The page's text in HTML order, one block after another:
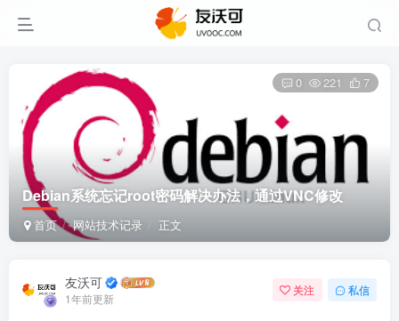
Debian系统忘记root密码解决办法，通过VNC修改
首页 网站技术记录 正文
0 221 7
友沃可
1年前更新
关注 私信